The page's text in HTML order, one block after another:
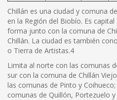
Chillán es una ciudad y comuna
en la Región del Biobío. Es
forma junto con la comuna de
Chillán. La ciudad es también
o Tierra de Artistas.4
Limita al norte con las comunas
sur con la comuna de Chillán
las comunas de Pinto y
comunas de Quillón, Portezuelo y